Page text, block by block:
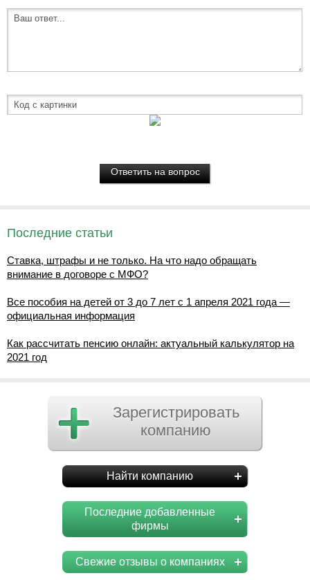
Последние статьи
Ставка, штрафы и не только. На что надо обращать
внимание в договоре с МФО?
Все пособия на детей от 3 до 7 лет с 1 апреля 2021 года —
официальная информация
Как рассчитать пенсию онлайн: актуальный калькулятор на
2021 год
Зарегистрировать
компанию
Найти компанию
Последние добавленные
фирмы
Свежие отзывы о компаниях